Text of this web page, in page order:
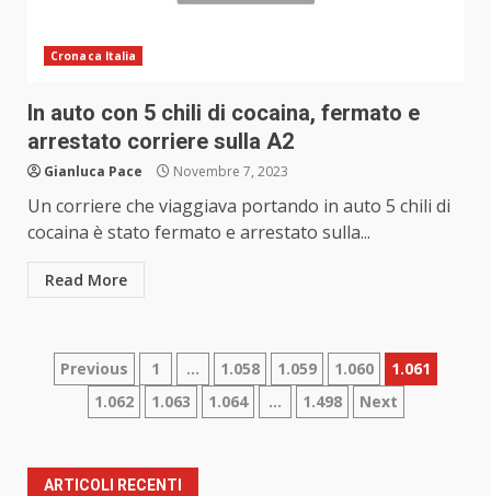
Cronaca Italia
In auto con 5 chili di cocaina, fermato e
arrestato corriere sulla A2
Gianluca Pace Novembre 7, 2023
Un corriere che viaggiava portando in auto 5 chili di
cocaina è stato fermato e arrestato sulla...
Read More
Paginazione
degli
articoli
Previous 1 … 1.058 1.059 1.060
1.061
1.062
1.063 1.064 … 1.498 Next
ARTICOLI RECENTI